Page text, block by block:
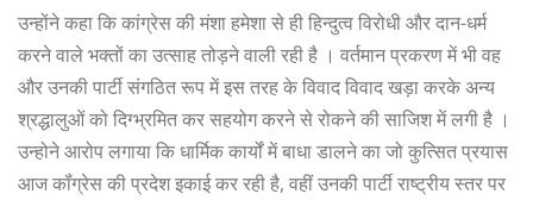
उन्होंने कहा कि कांग्रेस की मंशा हमेशा से ही हिन्दुत्व विरोधी और दान-धर्म
करने वाले भक्तों का उत्साह तोड़ने वाली रही है । वर्तमान प्रकरण में भी वह
और उनकी पार्टी संगठित रूप में इस तरह के विवाद विवाद खड़ा करके अन्य
श्रद्धालुओं को दिग्भ्रमित कर सहयोग करने से रोकने की साजिश में लगी है ।
उन्होने आरोप लगाया कि धार्मिक कार्यों में बाधा डालने का जो कुत्सित प्रयास
आज कॉंग्रेस की प्रदेश इकाई कर रही है, वहीं उनकी पार्टी राष्ट्रीय स्तर पर